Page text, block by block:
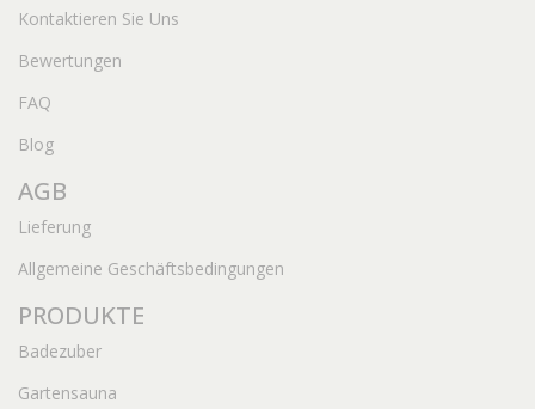
Kontaktieren Sie Uns
Bewertungen
FAQ
Blog
AGB
Lieferung
Allgemeine Geschäftsbedingungen
PRODUKTE
Badezuber
Gartensauna